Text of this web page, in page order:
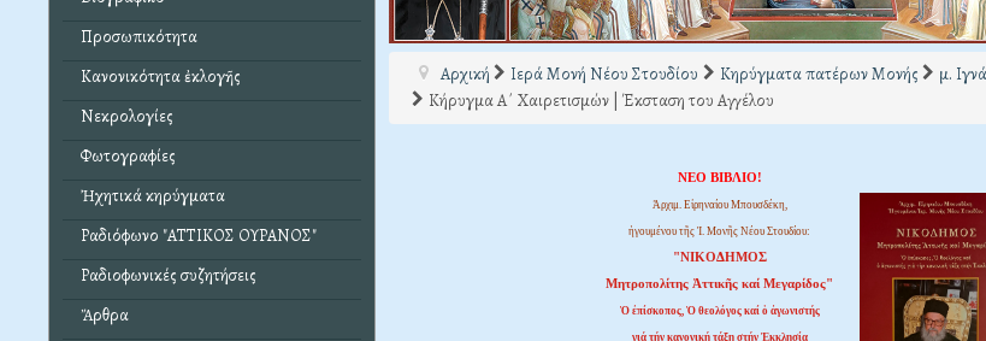
Προσωπικότητα
Κανονικότητα ἐκλογῆς
Νεκρολογίες
Φωτογραφίες
Ἠχητικά κηρύγματα
Ραδιόφωνο "ΑΤΤΙΚΟΣ ΟΥΡΑΝΟΣ"
Ραδιοφωνικές συζητήσεις
Ἄρθρα
Αρχική Ιερά Μονή Νέου Στουδίου Κηρύγματα πατέρων Μονής
μ.
Κήρυγμα Α΄ Χαιρετισμών | Έκσταση του Αγγέλου
ΝΕΟ ΒΙΒΛΙΟ!
Ἀρχιμ. Εἰρηναίου Μπουσδέκη,
ἡγουμένου τῆς Ἱ. Μονῆς Νέου Στουδίου:
"ΝΙΚΟΔΗΜΟΣ
Μητροπολίτης Ἀττικῆς καί Μεγαρίδος"
Ὁ ἐπίσκοπος, Ὁ θεολόγος καί ὁ ἀγωνιστής
γιά τήν κανονική τάξη στήν Ἐκκλησία